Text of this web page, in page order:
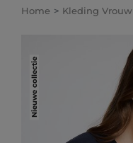
Home Kleding Vrouw
Nieuwe collectie